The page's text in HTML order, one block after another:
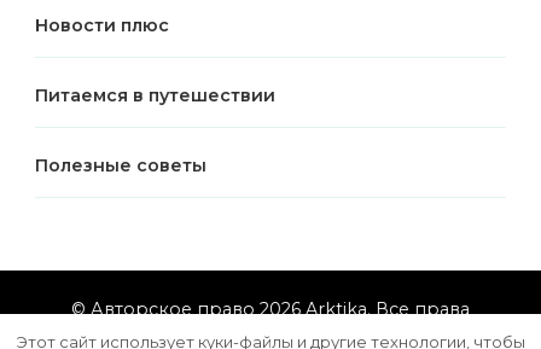
Новости плюс
Питаемся в путешествии
Полезные советы
© Авторское право 2026Arktika. Все права
защищены.Vilva | РазработанаBlossom Themes.
Этот сайт использует куки-файлы и другие технологии, чтобы